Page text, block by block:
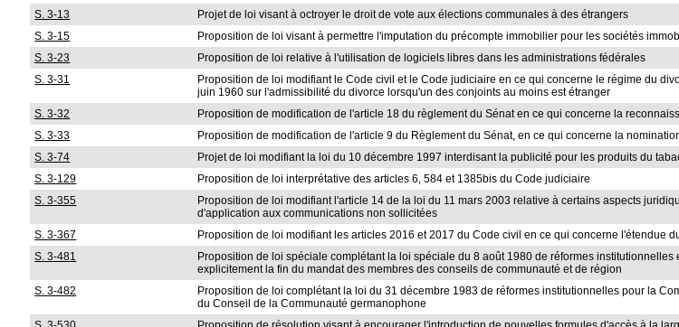
S. 3-13 Projet de loi visant à octroyer le droit de vote aux élections communales à des étrangers
S. 3-15
Proposition de loi visant à permettre l'imputation du précompte immobilier pour les sociétés
S. 3-23
Proposition de loi relative à l'utilisation de logiciels libres dans les administrations fédérales
S. 3-31
Proposition de loi modifiant le Code civil et le Code judiciaire en ce qui concerne le régime du
juin 1960 sur l'admissibilité du divorce lorsqu'un des conjoints au moins est étranger
S. 3-32 Proposition de modification de l'article 18 du règlement du Sénat en ce qui concerne la
S. 3-33
Proposition de modification de l'article 9 du Règlement du Sénat, en ce qui concerne la
S. 3-74
Projet de loi modifiant la loi du 10 décembre 1997 interdisant la publicité pour les produits du
S. 3-129
Proposition de loi interprétative des articles 6, 584 et 1385bis du Code judiciaire
S. 3-355
Proposition de loi modifiant l'article 14 de la loi du 11 mars 2003 relative à certains aspects
d'application aux communications non sollicitées
S. 3-367 Proposition de loi modifiant les articles 2016 et 2017 du Code civil en ce qui concerne l'étendue
S. 3-481
Proposition de loi spéciale complétant la loi spéciale du 8 août 1980 de réformes
explicitement la fin du mandat des membres des conseils de communauté et de région
S. 3-482
Proposition de loi complétant la loi du 31 décembre 1983 de réformes institutionnelles pour la
du Conseil de la Communauté germanophone